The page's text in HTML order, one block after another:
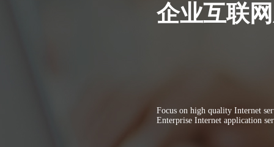
企业互联
Focus on high quality Internet
Enterprise Internet application